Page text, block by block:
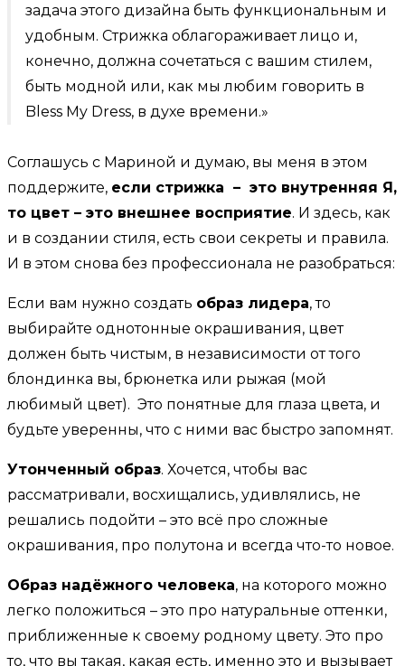
задача этого дизайна быть функциональным и
удобным. Стрижка облагораживает лицо и,
конечно, должна сочетаться с вашим стилем,
быть модной или, как мы любим говорить в
Bless My Dress, в духе времени.»
Соглашусь с Мариной и думаю, вы меня в этом
поддержите, если стрижка – это внутренняя Я,
то цвет – это внешнее восприятие. И здесь, как
и в создании стиля, есть свои секреты и правила.
И в этом снова без профессионала не разобраться:
Если вам нужно создать образ лидера, то
выбирайте однотонные окрашивания, цвет
должен быть чистым, в независимости от того
блондинка вы, брюнетка или рыжая (мой
любимый цвет). Это понятные для глаза цвета, и
будьте уверенны, что с ними вас быстро запомнят.
Утонченный образ. Хочется, чтобы вас
рассматривали, восхищались, удивлялись, не
решались подойти – это всё про сложные
окрашивания, про полутона и всегда что-то новое.
Образ надёжного человека, на которого можно
легко положиться – это про натуральные оттенки,
приближенные к своему родному цвету. Это про
то, что вы такая, какая есть, именно это и вызывает